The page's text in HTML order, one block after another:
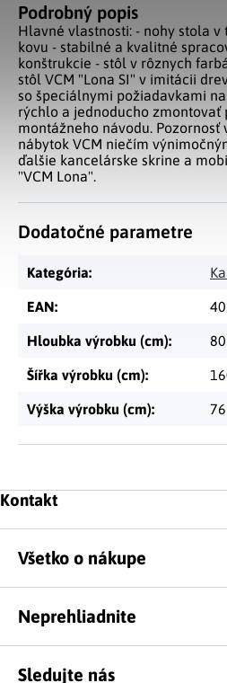
Podrobný popis
Hlavné vlastnosti: - nohy stola
kovu - stabilné a kvalitné
konštrukcie - stôl v rôznych
stôl VCM "Lona SI" v imitácii
so špeciálnymi požiadavkami
rýchlo a jednoducho
montážneho návodu.
nábytok VCM niečím
ďalšie kancelárske skrine a
"VCM Lona".
Dodatočné parametre
Kategória:
EAN:
Hloubka výrobku (cm): 80
Šířka výrobku (cm):
Výška výrobku (cm): 76
Zápätie
Kontakt
Všetko o nákupe
Neprehliadnite
Sledujte nás